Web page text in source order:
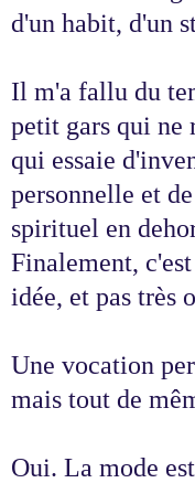
d'un habit, d'un
Il m'a fallu du
petit gars qui ne
qui essaie
personnelle et
spirituel en
Finalement,
idée, et pas très
Une vocation
mais tout de
Oui. La mode